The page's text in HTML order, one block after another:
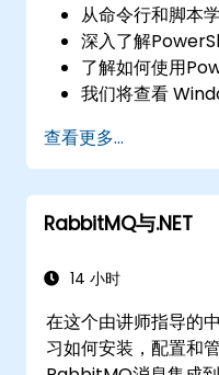
从命令行和脚本
深入了解
了解如何使用
我们将查看
System Center
查看更多...
RabbitMQ与.NET
14 小时
在这个由讲师指导的
习如何安装，配置和